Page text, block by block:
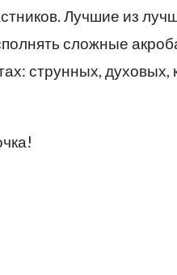
Лучшие из
сложные
струнных, духовых,